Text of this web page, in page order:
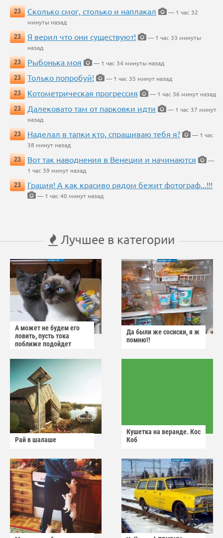
23
Сколько смог, столько и наплакал
— 1 час 32
минуты назад
23
Я верил что они существуют!
— 1 час 33 минуты
назад
23
Рыбонька моя
— 1 час 34 минуты назад
23
Только попробуй!
— 1 час 35 минут назад
23
Котометрическая прогрессия
— 1 час 36 минут назад
23
Далековато там от парковки идти
— 1 час 37 минут
назад
23
Наделал в тапки кто, спрашиваю тебя я?
— 1 час
38 минут назад
23
Вот так наводнения в Венеции и начинаются
—
1 час 39 минут назад
23
Грация! А как красиво рядом бежит фотограф...!!!
— 1 час 40 минут назад
Лучшее в категории
А может не будем его
ловить, пусть тока
поближе подойдет
Да были же сосиски, я ж
помню!!
Рай в шалаше
Кушетка на веранде. Кос
Коб